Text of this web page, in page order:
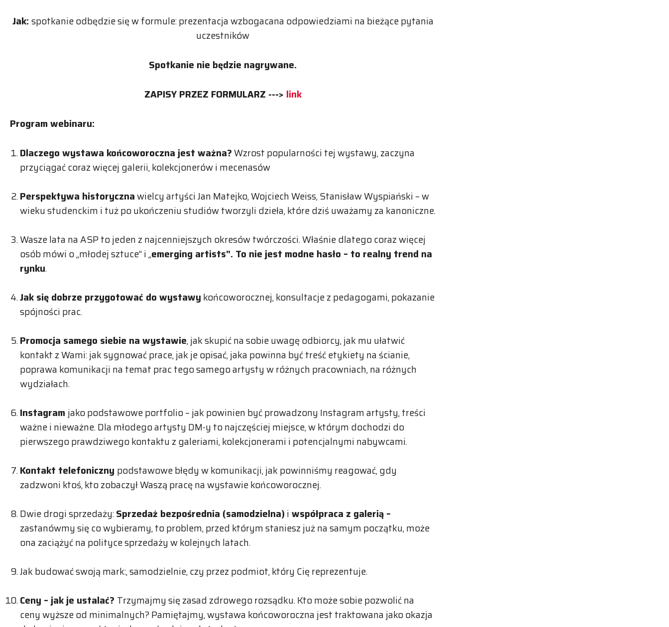
Jak: spotkanie odbędzie się w formule: prezentacja wzbogacana odpowiedziami na bieżące pytania
uczestników
Spotkanie nie będzie nagrywane.
ZAPISY PRZEZ FORMULARZ ---> link
Program webinaru:
Dlaczego wystawa końcoworoczna jest ważna?Wzrost popularności tej wystawy, zaczyna
przyciągać coraz więcej galerii, kolekcjonerów i mecenasów
Perspektywa historycznawielcy artyści Jan Matejko, Wojciech Weiss, Stanisław Wyspiański – w
wieku studenckim i tuż po ukończeniu studiów tworzyli dzieła, które dziś uważamy za kanoniczne.
Wasze lata na ASP to jeden z najcenniejszych okresów twórczości. Właśnie dlatego coraz więcej
osób mówi o „młodej sztuce” i „emerging artists”. To nie jest modne hasło – to realny trend na
rynku.
Jak się dobrze przygotować do wystawy końcoworocznej, konsultacje z pedagogami, pokazanie
spójności prac.
Promocja samego siebie na wystawie, jak skupić na sobie uwagę odbiorcy, jak mu ułatwić
kontakt z Wami: jak sygnować prace, jak je opisać, jaka powinna być treść etykiety na ścianie,
poprawa komunikacji na temat prac tego samego artysty w różnych pracowniach, na różnych
wydziałach.
Instagram jako podstawowe portfolio – jak powinien być prowadzony Instagram artysty, treści
ważne i nieważne. Dla młodego artysty DM-y to najczęściej miejsce, w którym dochodzi do
pierwszego prawdziwego kontaktu z galeriami, kolekcjonerami i potencjalnymi nabywcami.
Kontakt telefoniczny podstawowe błędy w komunikacji, jak powinniśmy reagować, gdy
zadzwoni ktoś, kto zobaczył Waszą pracę na wystawie końcoworocznej.
Dwie drogi sprzedaży:Sprzedaż bezpośrednia (samodzielna) i współpraca z galerią –
zastanówmy się co wybieramy, to problem, przed którym staniesz już na samym początku, może
ona zaciążyć na polityce sprzedaży w kolejnych latach.
Jak budować swoją mark:, samodzielnie, czy przez podmiot, który Cię reprezentuje.
Ceny – jak je ustalać? Trzymajmy się zasad zdrowego rozsądku. Kto może sobie pozwolić na
ceny wyższe od minimalnych? Pamiętajmy, wystawa końcoworoczna jest traktowana jako okazja